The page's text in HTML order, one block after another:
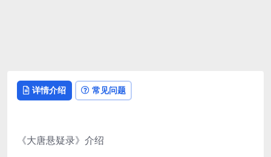
详情介绍 常见问题
《大唐悬疑录》介绍